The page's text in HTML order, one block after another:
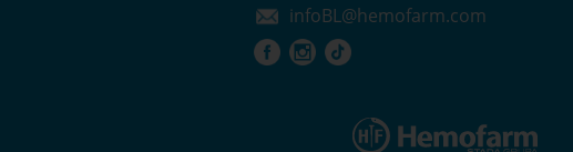
infoBL@hemofarm.com